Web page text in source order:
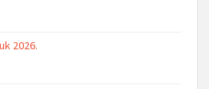
2026.